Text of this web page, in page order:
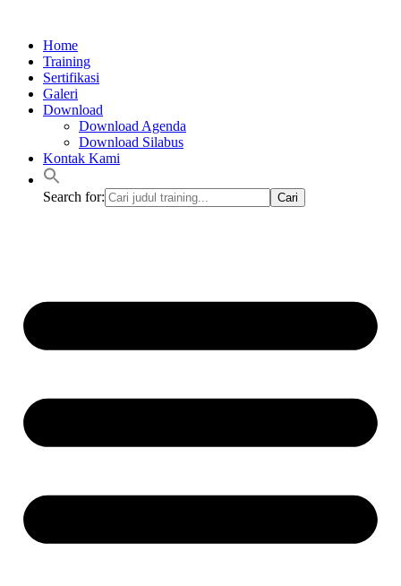
kontenHome
Training
Sertifikasi
Galeri
Download
Download Agenda
Download Silabus
Kontak Kami
Search for: